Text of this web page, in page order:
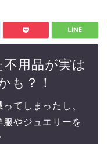
用品が実は
も？！
てしまったし、
やジュエリーを